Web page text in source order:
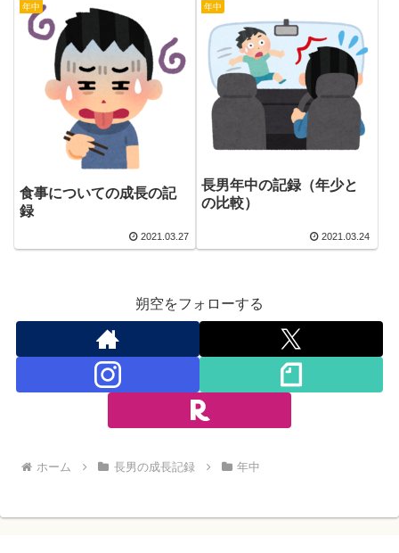
年中
食事についての成長の記
録
2021.03.27
年中
長男年中の記録（年少と
の比較）
2021.03.24
朔空をフォローする
ホーム 長男の成長記録 年中